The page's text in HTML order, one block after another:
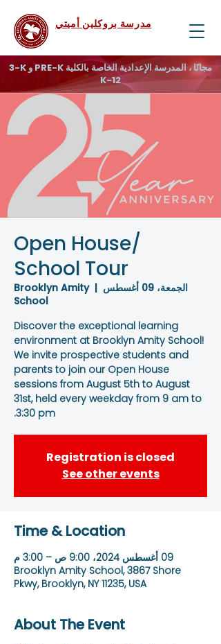
مدرسة بروكلين أميتي
3-K و PRE-K مجانًا ، المدرسة الإعدادية الخاصة بالكلية
K-12
Open House/
School Tour
الجمعة، 09 أغسطس
  |
Brooklyn Amity
School
Discover the exceptional learning
environment at Brooklyn Amity School!
We invite prospective students and
parents to join our Open House
sessions from August 5th to August
31st, held every weekday from 9 am to
3:30 pm.
Registration is closed
See other events
Time & Location
09 أغسطس 2024، 9:00 ص – 3:00 م
Brooklyn Amity School, 3867 Shore
Pkwy, Brooklyn, NY 11235, USA
About The Event